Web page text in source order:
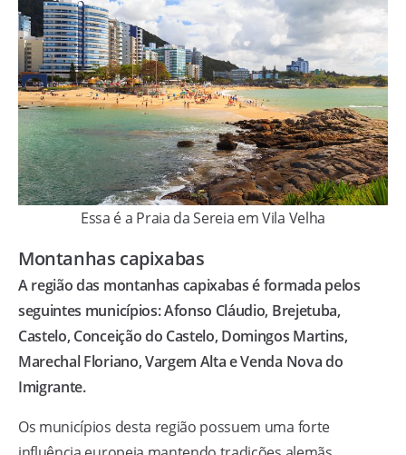
Essa é a Praia da Sereia em Vila Velha
Montanhas capixabas
A região das montanhas capixabas é formada pelos
seguintes municípios:Afonso Cláudio, Brejetuba,
Castelo, Conceição do Castelo, Domingos Martins,
Marechal Floriano, Vargem Alta e Venda Nova do
Imigrante.
Os municípios desta região possuem uma forte